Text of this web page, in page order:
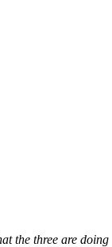
the three are doing